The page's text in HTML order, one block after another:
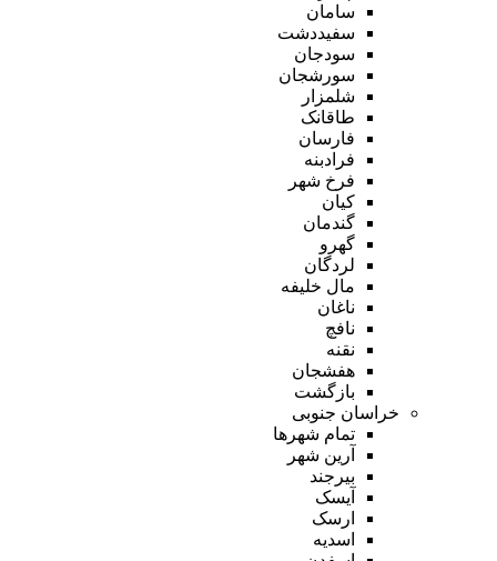
سامان
سفیددشت
سودجان
سورشجان
شلمزار
طاقانک
فارسان
فرادبنه
فرخ شهر
کیان
گندمان
گهرو
لردگان
مال خلیفه
ناغان
نافچ
نقنه
هفشجان
بازگشت
خراسان جنوبی
تمام شهر‌ها
آرین شهر
بیرجند
آیسک
ارسک
اسدیه